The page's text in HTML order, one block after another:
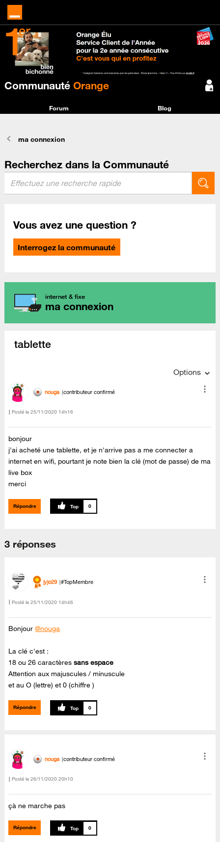
Communauté Orange
Forum Blog
ma connexion
Recherchez dans la Communauté
Vous avez une question ?
Interrogez la communauté
internet & fixe
ma connexion
tablette
Options
nouga contributeur confirmé
Posté le ‎25/11/2020 14h16
bonjour
j'ai acheté une tablette, et je n'arrive pas a me connecter a
internet en wifi, pourtant je note bien la clé (mot de passe) de ma
live box
merci
Répondre 0
3 réponses
jyjo29 #TopMembre
Posté le ‎25/11/2020 14h46
Bonjour@nouga
La clé c'est :
18 ou 26 caractères sans espace
Attention aux majuscules / minuscule
et au O (lettre) et 0 (chiffre )
Répondre 0
nouga contributeur confirmé
Posté le ‎26/11/2020 20h10
çà ne marche pas
Répondre 0